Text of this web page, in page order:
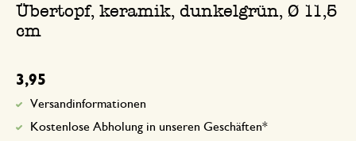
Übertopf, keramik, dunkelgrün, Ø 11,5
cm
3,95
Versandinformationen
Kostenlose Abholung in unseren Geschäften*